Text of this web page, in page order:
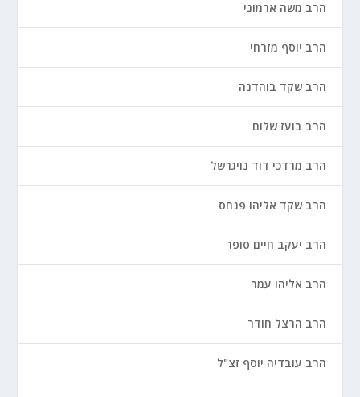
הרב משה ארמוני
הרב יוסף מזרחי
הרב שקד בוהדנה
הרב בועז שלום
הרב מרדכי דוד נויגרשל
הרב שקד אליהו פנחס
הרב יעקב חיים סופר
הרב אליהו עמר
הרב הרצל חודר
הרב עובדיה יוסף זצ"ל